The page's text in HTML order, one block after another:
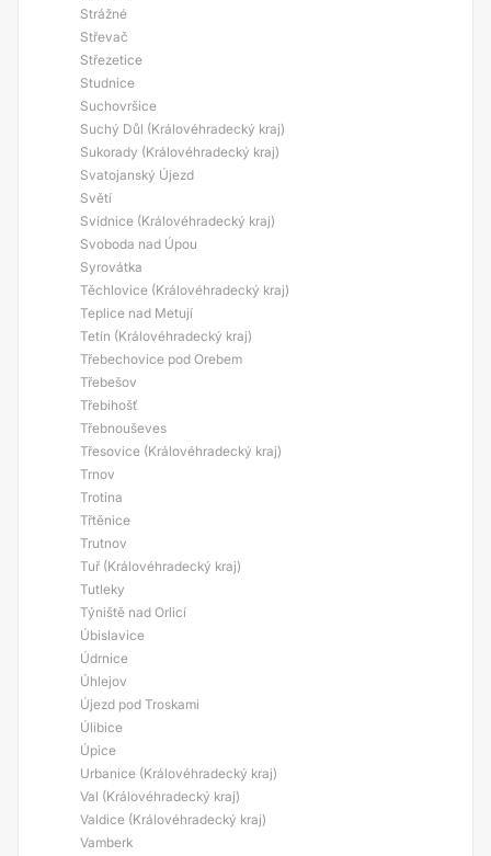
Strážné
Střevač
Střezetice
Studnice
Suchovršice
Suchý Důl (Královéhradecký kraj)
Sukorady (Královéhradecký kraj)
Svatojanský Újezd
Světí
Svídnice (Královéhradecký kraj)
Svoboda nad Úpou
Syrovátka
Těchlovice (Královéhradecký kraj)
Teplice nad Metují
Tetín (Královéhradecký kraj)
Třebechovice pod Orebem
Třebešov
Třebihošť
Třebnouševes
Třesovice (Královéhradecký kraj)
Trnov
Trotina
Třtěnice
Trutnov
Tuř (Královéhradecký kraj)
Tutleky
Týniště nad Orlicí
Úbislavice
Údrnice
Úhlejov
Újezd pod Troskami
Úlibice
Úpice
Urbanice (Královéhradecký kraj)
Val (Královéhradecký kraj)
Valdice (Královéhradecký kraj)
Vamberk